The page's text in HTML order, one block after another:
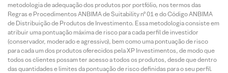
metodologia de adequação dos produtos por portfólio, nos termos das
Regras e Procedimentos ANBIMA de Suitability nº 01 e do Código ANBIMA
de Distribuição de Produtos de Investimento. Essa metodologia consiste em
atribuir uma pontuação máxima de risco para cada perfil de investidor
(conservador, moderado e agressivo), bem como uma pontuação de risco
para cada um dos produtos oferecidos pela XP Investimentos, de modo que
todos os clientes possam ter acesso a todos os produtos, desde que dentro
das quantidades e limites da pontuação de risco definidas para o seu perfil.